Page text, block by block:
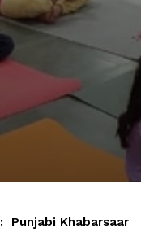
Punjabi Khabarsaar